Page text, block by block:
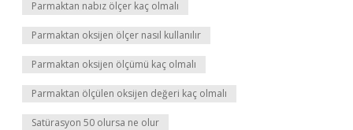
Parmaktan nabız ölçer kaç olmalı
Parmaktan oksijen ölçer nasıl kullanılır
Parmaktan oksijen ölçümü kaç olmalı
Parmaktan ölçülen oksijen değeri kaç olmalı
Satürasyon 50 olursa ne olur